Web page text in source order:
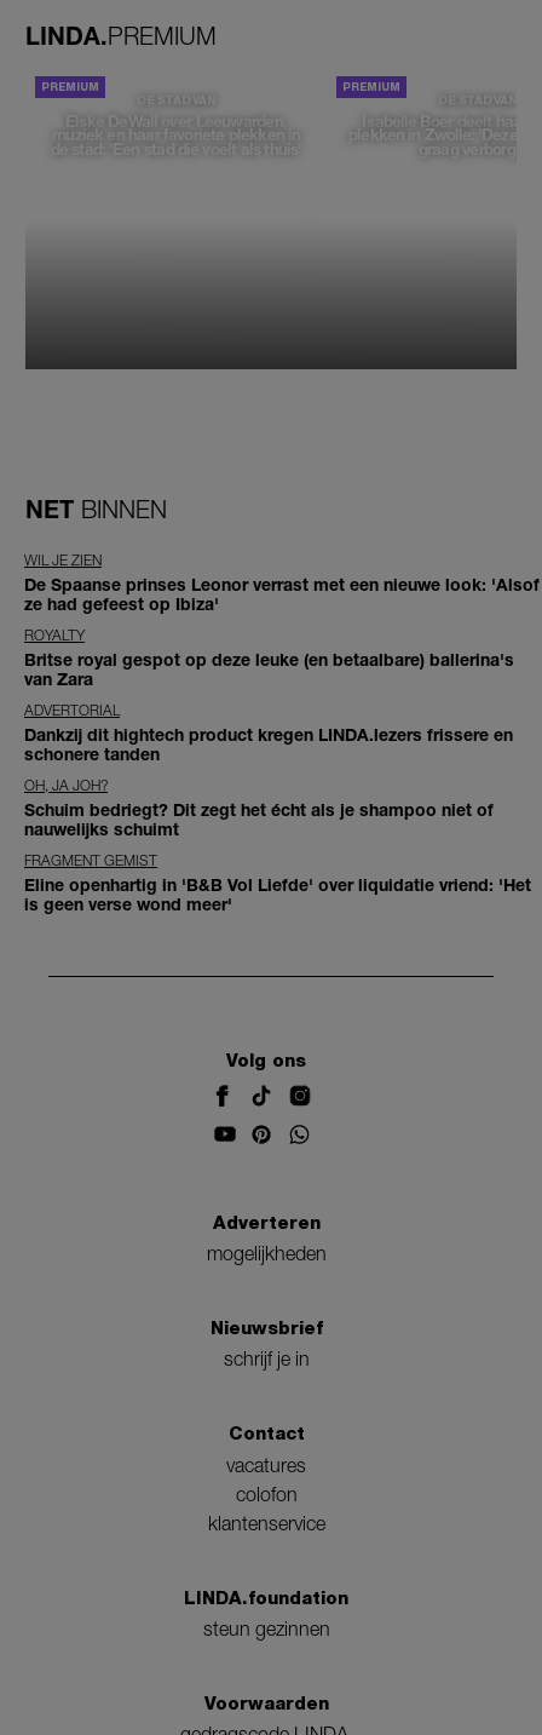
LINDA.PREMIUM
DE STAD VAN
Elske DeWall over Leeuwarden,
muziek en haar favoriete plekken in
de stad: 'Een stad die voelt als thuis'
DE STAD VAN
Isabelle Boer deelt haar
plekken in Zwolle: 'Deze
graag verborgen'
NET BINNEN
WIL JE ZIEN
De Spaanse prinses Leonor verrast met een nieuwe look: 'Alsof
ze had gefeest op Ibiza'
ROYALTY
Britse royal gespot op deze leuke (en betaalbare) ballerina's
van Zara
ADVERTORIAL
Dankzij dit hightech product kregen LINDA.lezers frissere en
schonere tanden
OH, JA JOH?
Schuim bedriegt? Dit zegt het écht als je shampoo niet of
nauwelijks schuimt
FRAGMENT GEMIST
Eline openhartig in 'B&B Vol Liefde' over liquidatie vriend: 'Het
is geen verse wond meer'
Volg ons
Adverteren
mogelijkheden
Nieuwsbrief
schrijf je in
Contact
vacatures
colofon
klantenservice
LINDA.foundation
steun gezinnen
Voorwaarden